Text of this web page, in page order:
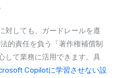
対しても、ガードレールを遵
的責任を負う「著作権補償制
して業務に活用できます。具
Copilotに学習させない設